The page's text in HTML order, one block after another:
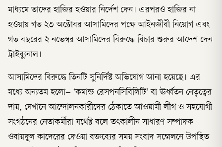
মাধ্যমে তাদের হাজির হওয়ার নির্দেশ দেন। এরপরও হাজির না
হওয়ায় গত ২৩ অক্টোবর আসামিদের পক্ষে আইনজীবী নিয়োগ এবং
গত বছরের ২ নভেম্বর আসামিদের বিরুদ্ধে বিচার শুরুর আদেশ দেন
ট্রাইব্যুনাল।
আসামিদের বিরুদ্ধে তিনটি সুনির্দিষ্ট অভিযোগ আনা হয়েছে। এর
মধ্যে অন্যতম হলো– ‘কমান্ড রেসপনসিবিলিটি’ বা ঊর্ধ্বতন নেতৃত্বের
দায়, যেখানে আন্দোলনকারীদের ঠেকাতে আওয়ামী লীগ ও সহযোগী
সংগঠনের নেতাকর্মীরা যথেষ্ট বলে তৎকালীন সাধারণ সম্পাদক
ওবায়দুল কাদেরের দেওয়া বক্তব্যের সময় সংবাদ সম্মেলনে উপস্থিত